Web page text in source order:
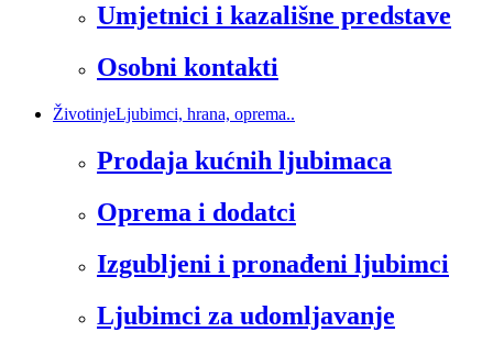
Umjetnici i kazališne predstave
Osobni kontakti
ŽivotinjeLjubimci, hrana, oprema..
Prodaja kućnih ljubimaca
Oprema i dodatci
Izgubljeni i pronađeni ljubimci
Ljubimci za udomljavanje